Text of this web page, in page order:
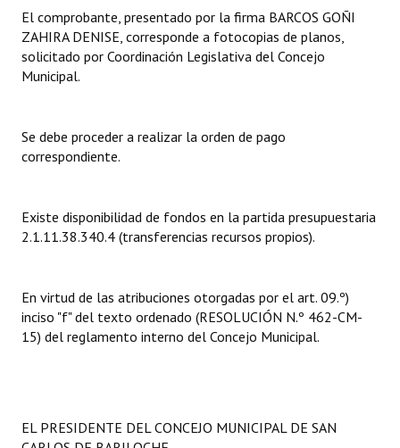
DOCUMENTOS
Informes de Gestión
Proyectos Presentados
Actas de Sesión
Ejecución Presupuestaria
NORMATIVA
Comunicaciones
Resoluciones
El comprobante, presentado por la firma BARCOS GOÑI
ZAHIRA DENISE, corresponde a fotocopias de planos,
solicitado por Coordinación Legislativa del Concejo
Municipal.
Se debe proceder a realizar la orden de pago
correspondiente.
Existe disponibilidad de fondos en la partida presupuestaria
2.1.11.38.340.4 (transferencias recursos propios).
En virtud de las atribuciones otorgadas por el art. 09.º)
inciso "f" del texto ordenado (RESOLUCIÓN N.º 462-CM-
15) del reglamento interno del Concejo Municipal.
EL PRESIDENTE DEL CONCEJO MUNICIPAL DE SAN